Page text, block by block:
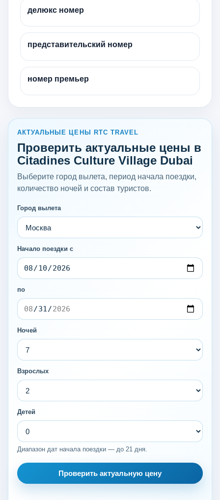
делюкс номер
представительский номер
номер премьер
АКТУАЛЬНЫЕ ЦЕНЫ RTC TRAVEL
Проверить актуальные цены в
Citadines Culture Village Dubai
Выберите город вылета, период начала поездки,
количество ночей и состав туристов.
Город вылета
Начало поездки с
по
Ночей
Взрослых
Детей
Диапазон дат начала поездки — до 21 дня.
Проверить актуальную цену